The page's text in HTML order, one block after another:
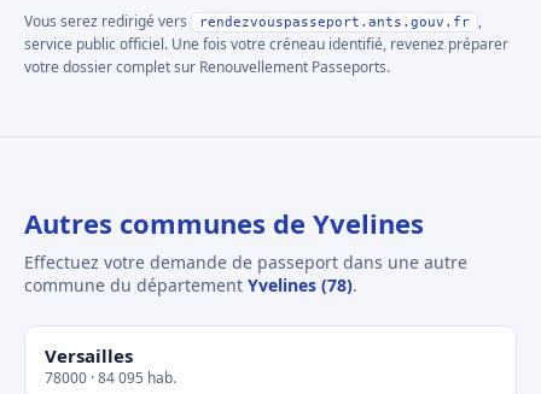
Vous serez redirigé vers rendezvouspasseport.ants.gouv.fr
,
service public officiel. Une fois votre créneau identifié, revenez préparer
votre dossier complet sur Renouvellement Passeports.
Autres communes de Yvelines
Effectuez votre demande de passeport dans une autre
commune du département Yvelines (78).
Versailles
78000 · 84 095 hab.